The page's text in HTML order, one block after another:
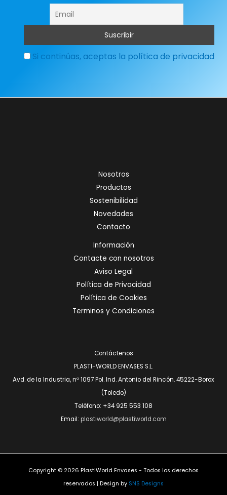
Si continúas, aceptas la política de privacidad
Nosotros
Productos
Sostenibilidad
Novedades
Contacto
Información
Contacte con nosotros
Aviso Legal
Política de Privacidad
Política de Cookies
Terminos y Condiciones
Contáctenos
PLASTI-WORLD ENVASES S.L.
Avd. de la Industria, nº 1097 Pol. Ind. Antonio del Rincón. 45222-Borox
(Toledo)
Teléfono: +34 925 553 108
Email: plastiworld@plastiworld.com
Copyright © 2026 PlastiWorld Envases - Todos los derechos
reservados | Design by SNS Designs